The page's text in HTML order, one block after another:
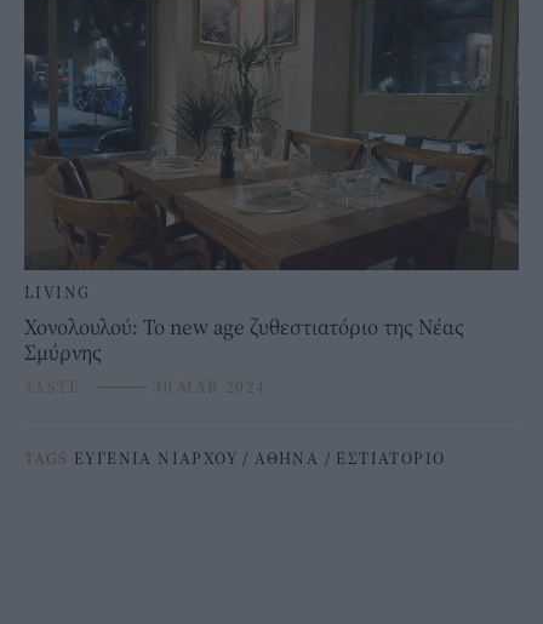
LIVING
Χονολουλού: Το new age ζυθεστιατόριο της Νέας
Σμύρνης
TASTE ⸻ 30 MAR 2024
TAGS ΕΥΓΕΝΙΑ ΝΙΑΡΧΟΥ / ΑΘΗΝΑ / ΕΣΤΙΑΤΟΡΙΟ